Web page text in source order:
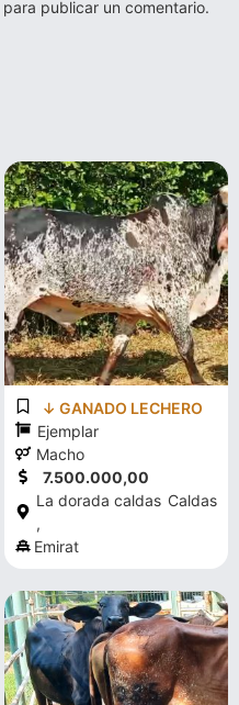
para publicar un comentario.
↓ GANADO LECHERO
Ejemplar
Macho
7.500.000,00
La dorada caldas
,
Caldas
Emirat